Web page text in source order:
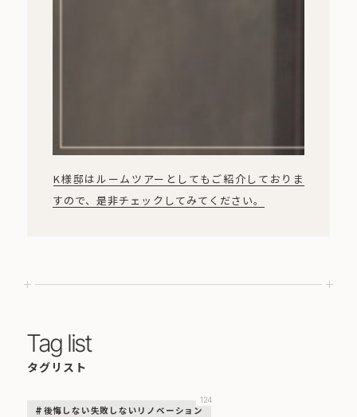
K様邸はルームツアーとしてもご紹介しておりま
すので、是非チェックしてみてください。
Tag list
タグリスト
後悔しない失敗しないリノベーション
124